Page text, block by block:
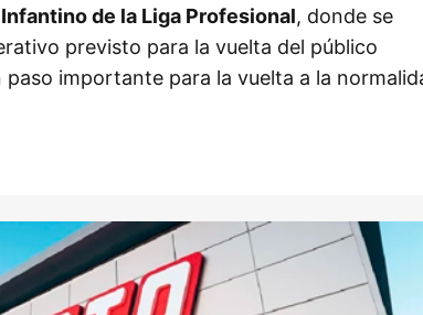
de la Liga Profesional, donde se
previsto para la vuelta del público
importante para la vuelta a la